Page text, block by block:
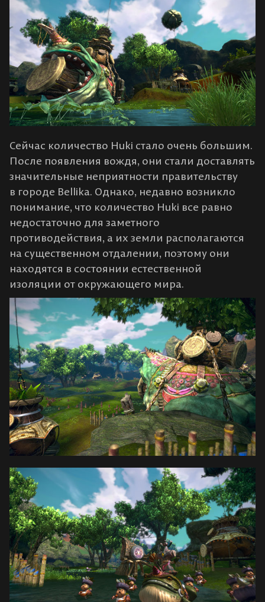
Сейчас количество Huki стало очень большим.
После появления вождя, они стали доставлять
значительные неприятности правительству
в городе Bellika. Однако, недавно возникло
понимание, что количество Huki все равно
недостаточно для заметного
противодействия, а их земли располагаются
на существенном отдалении, поэтому они
находятся в состоянии естественной
изоляции от окружающего мира.